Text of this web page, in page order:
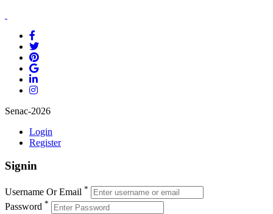
Senac-2026
Login
Register
Signin
Username Or Email *
Password *